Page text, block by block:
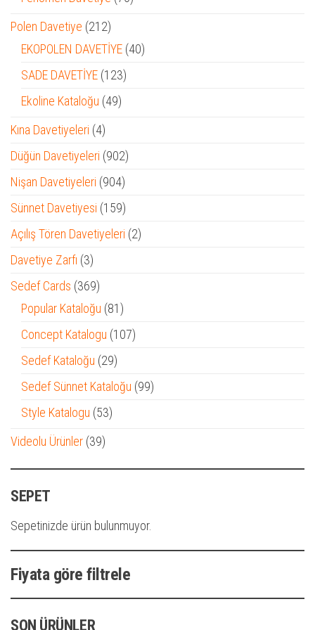
Polen Davetiye 212212
ürün
EKOPOLEN DAVETİYE 4040
SADE DAVETİYE 123123
Ekoline Kataloğu 4949
Kına Davetiyeleri 44
ürün
Düğün Davetiyeleri 902902
Nişan Davetiyeleri 904904
ürün
Sünnet Davetiyesi 159159
ürün
Açılış Tören Davetiyeleri 22
Davetiye Zarfı 33
ürün
Sedef Cards 369369
ürün
Popular Kataloğu 8181
ürün
Concept Katalogu 107107
Sedef Kataloğu 2929
ürün
Sedef Sünnet Kataloğu 9999
Style Katalogu 5353
Videolu Ürünler 3939
SEPET
Sepetinizde ürün bulunmuyor.
Fiyata göre filtrele
SON ÜRÜNLER